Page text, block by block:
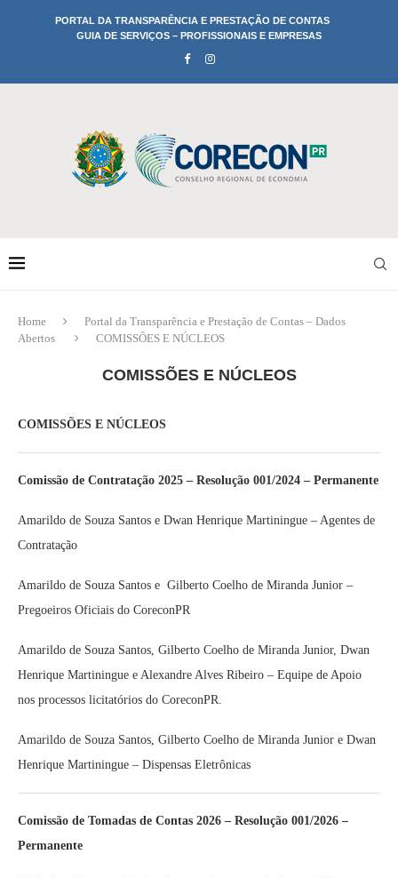
PORTAL DA TRANSPARÊNCIA E PRESTAÇÃO DE CONTAS
GUIA DE SERVIÇOS – PROFISSIONAIS E EMPRESAS
Home
Portal da Transparência e Prestação de Contas – Dados
Abertos
COMISSÕES E NÚCLEOS
COMISSÕES E NÚCLEOS
COMISSÕES E NÚCLEOS
Comissão de Contratação 2025 – Resolução 001/2024 – Permanente
Amarildo de Souza Santos e Dwan Henrique Martiningue – Agentes de
Contratação
Amarildo de Souza Santos e Gilberto Coelho de Miranda Junior –
Pregoeiros Oficiais do CoreconPR
Amarildo de Souza Santos, Gilberto Coelho de Miranda Junior, Dwan
Henrique Martiningue e Alexandre Alves Ribeiro – Equipe de Apoio
nos processos licitatórios do CoreconPR.
Amarildo de Souza Santos, Gilberto Coelho de Miranda Junior e Dwan
Henrique Martiningue – Dispensas Eletrônicas
Comissão de Tomadas de Contas 2026 – Resolução 001/2026 –
Permanente